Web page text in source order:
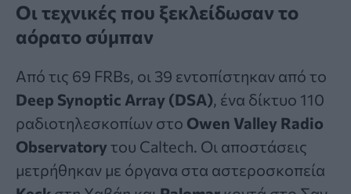
Οι τεχνικές που ξεκλείδωσαν το
αόρατο σύμπαν
Από τις 69 FRBs, οι 39 εντοπίστηκαν από το
Deep Synoptic Array (DSA), ένα δίκτυο 110
ραδιοτηλεσκοπίων στο Owen Valley Radio
Observatoryτου Caltech. Οι αποστάσεις
μετρήθηκαν με όργανα στα αστεροσκοπεία